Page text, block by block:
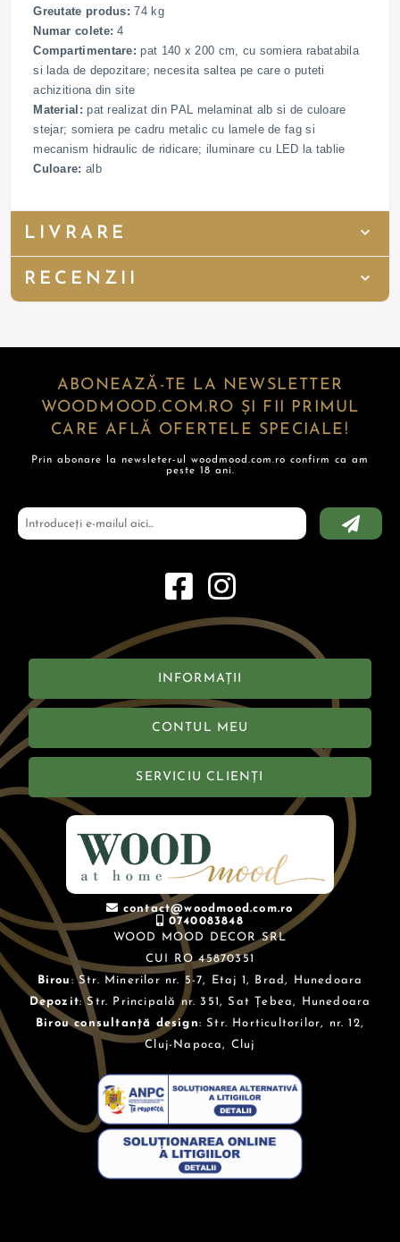
Greutate produs:74 kg
Numar colete:4
Compartimentare:pat 140 x 200 cm, cu somiera rabatabila
si lada de depozitare; necesita saltea pe care o puteti
achizitiona din site
Material:pat realizat din PAL melaminat alb si de culoare
stejar; somiera pe cadru metalic cu lamele de fag si
mecanism hidraulic de ridicare; iluminare cu LED la tablie
Culoare: alb
LIVRARE
RECENZII
ABONEAZĂ-TE LA NEWSLETTER
WOODMOOD.COM.RO ȘI FII PRIMUL
CARE AFLĂ OFERTELE SPECIALE!
Prin abonare la newsleter-ul woodmood.com.ro confirm ca am
peste 18 ani.
INFORMAȚII
CONTUL MEU
SERVICIU CLIENȚI
contact@woodmood.com.ro
0740083848
WOOD MOOD DECOR SRL
CUI RO 45870351
Birou : Str. Minerilor nr. 5-7, Etaj 1, Brad, Hunedoara
Depozit: Str. Principală nr. 351, Sat Țebea, Hunedoara
Birou consultanță design: Str. Horticultorilor, nr. 12,
Cluj-Napoca, Cluj